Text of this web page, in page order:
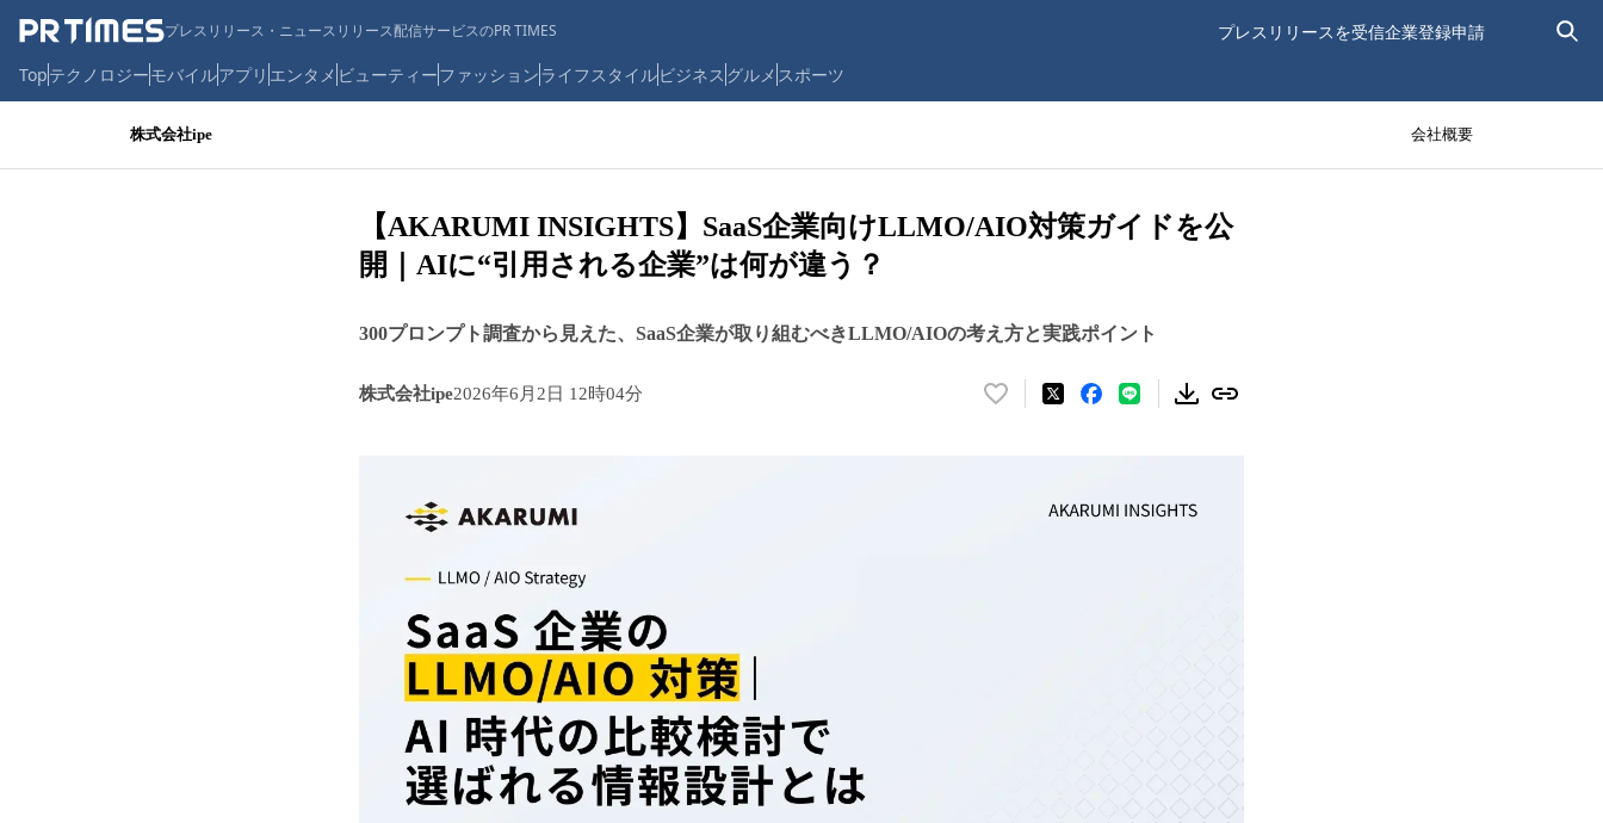
プレスリリース・ニュースリリース配信サービスのPR TIMES プレスリリースを受信企業登録申請
Topテクノロジーモバイルアプリ エンタメ ビューティーファッションライフスタイルビジネス グルメ スポーツ
株式会社ipe 会社概要
【AKARUMI INSIGHTS】SaaS企業向けLLMO/AIO対策ガイドを公
開｜AIに“引用される企業”は何が違う？
300プロンプト調査から見えた、SaaS企業が取り組むべきLLMO/AIOの考え方と実践ポイント
株式会社ipe2026年6月2日 12時04分
い